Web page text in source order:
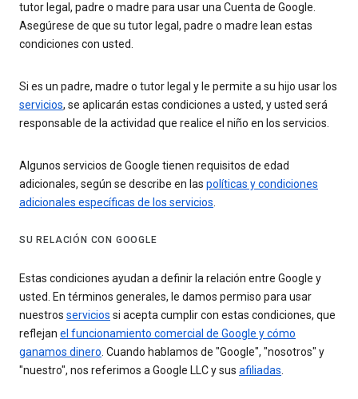
tutor legal, padre o madre para usar una Cuenta de Google.
Asegúrese de que su tutor legal, padre o madre lean estas
condiciones con usted.
Si es un padre, madre o tutor legal y le permite a su hijo usar los
servicios, se aplicarán estas condiciones a usted, y usted será
responsable de la actividad que realice el niño en los servicios.
Algunos servicios de Google tienen requisitos de edad
adicionales, según se describe en las políticas y condiciones
adicionales específicas de los servicios.
SU RELACIÓN CON GOOGLE
Estas condiciones ayudan a definir la relación entre Google y
usted. En términos generales, le damos permiso para usar
nuestros servicios si acepta cumplir con estas condiciones, que
reflejan el funcionamiento comercial de Google y cómo
ganamos dinero. Cuando hablamos de "Google", "nosotros" y
"nuestro", nos referimos a Google LLC y sus afiliadas.